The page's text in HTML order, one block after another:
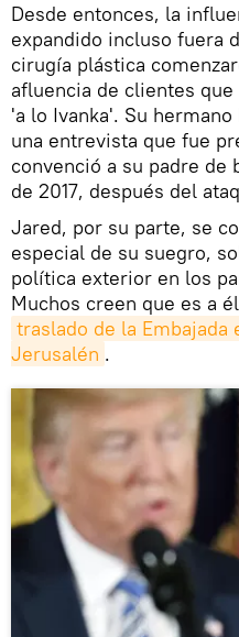
Desde entonces, la
expandido incluso fuera
cirugía plástica
afluencia de clientes
'a lo Ivanka'. Su
una entrevista que fue
convenció a su padre
de 2017, después del
Jared, por su parte, se
especial de su suegro,
política exterior en los
Muchos creen que es a
traslado de la Embajada
Jerusalén .